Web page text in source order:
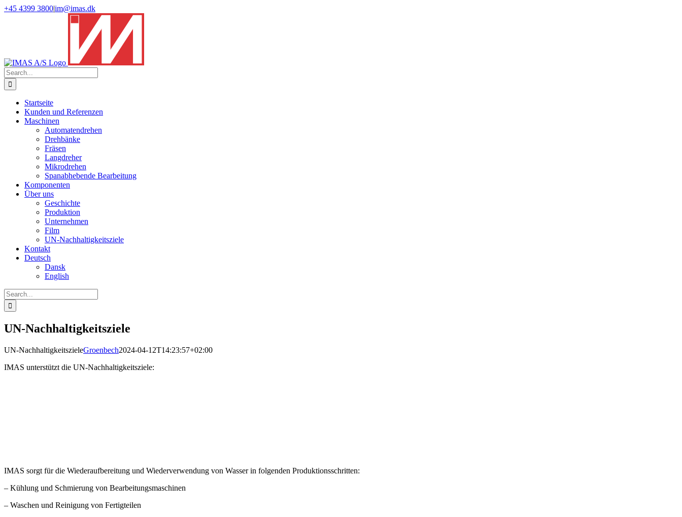
Skip
Facebook
LinkedIn
YouTube
+45 4399 3800|im@imas.dk
Search
for:
Startseite
Kunden und Referenzen
Maschinen
Automatendrehen
Drehbänke
Fräsen
Langdreher
Mikrodrehen
Spanabhebende Bearbeitung
Komponenten
Über uns
Geschichte
Produktion
Unternehmen
Film
UN-Nachhaltigkeitsziele
Kontakt
Deutsch
Dansk
English
Search
for:
UN-Nachhaltigkeitsziele
UN-NachhaltigkeitszieleGroenbech2024-04-12T14:23:57+02:00
IMAS unterstützt die UN-Nachhaltigkeitsziele:
IMAS sorgt für die Wiederaufbereitung und Wiederverwendung von Wasser in folgenden Produktionsschritten:
– Kühlung und Schmierung von Bearbeitungsmaschinen
– Waschen und Reinigung von Fertigteilen